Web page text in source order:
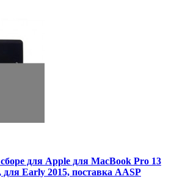
для Apple для MacBook Pro 13
для Early 2015, поставка AASP